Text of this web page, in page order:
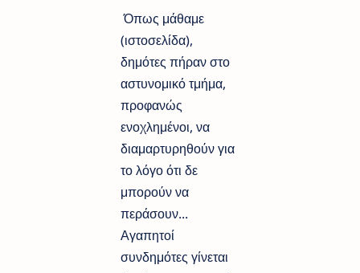
Όπως μάθαμε
(ιστοσελίδα),
δημότες πήραν στο
αστυνομικό τμήμα,
προφανώς
ενοχλημένοι, να
διαμαρτυρηθούν για
το λόγο ότι δε
μπορούν να
περάσουν...
Αγαπητοί
συνδημότες γίνεται